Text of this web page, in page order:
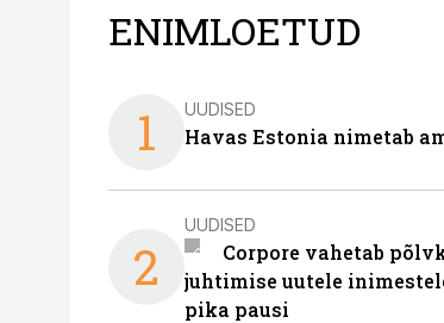
ENIMLOETUD
1 UUDISED
Havas Estonia nimetab
2
UUDISED
Corpore vahetab
juhtimise uutele
pika pausi